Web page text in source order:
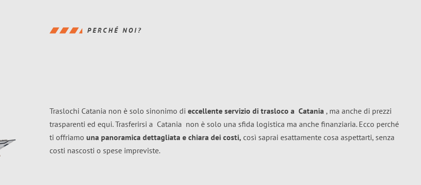
PERCHÉ NOI?
Traslochi Catania non è solo sinonimo di eccellente servizio di trasloco a Catania , ma anche di prezzi
trasparenti ed equi. Trasferirsi a Catania non è solo una sfida logistica ma anche finanziaria. Ecco perché
ti offriamo una panoramica dettagliata e chiara dei costi, così saprai esattamente cosa aspettarti, senza
costi nascosti o spese impreviste.